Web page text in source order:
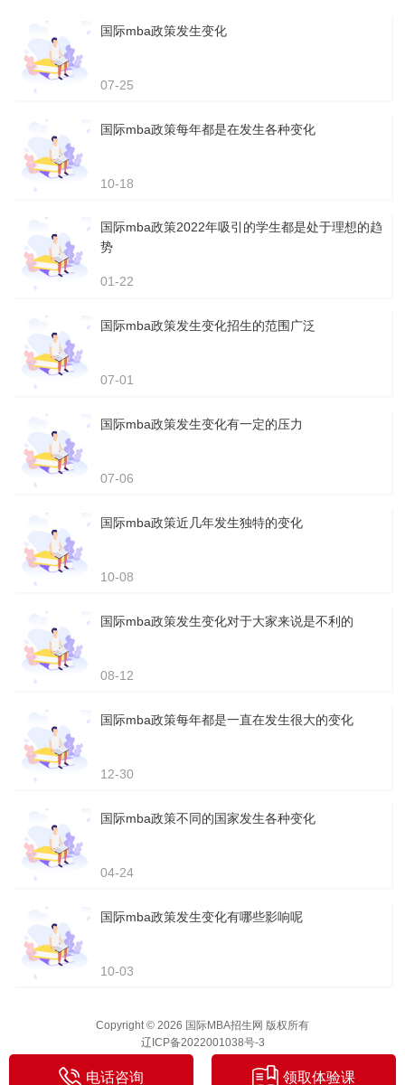
国际mba政策发生变化
07-25
国际mba政策每年都是在发生各种变化
10-18
国际mba政策2022年吸引的学生都是处于理想的趋
势
01-22
国际mba政策发生变化招生的范围广泛
07-01
国际mba政策发生变化有一定的压力
07-06
国际mba政策近几年发生独特的变化
10-08
国际mba政策发生变化对于大家来说是不利的
08-12
国际mba政策每年都是一直在发生很大的变化
12-30
国际mba政策不同的国家发生各种变化
04-24
国际mba政策发生变化有哪些影响呢
10-03
Copyright © 2026 国际MBA招生网 版权所有
辽ICP备2022001038号-3
电话咨询 领取体验课